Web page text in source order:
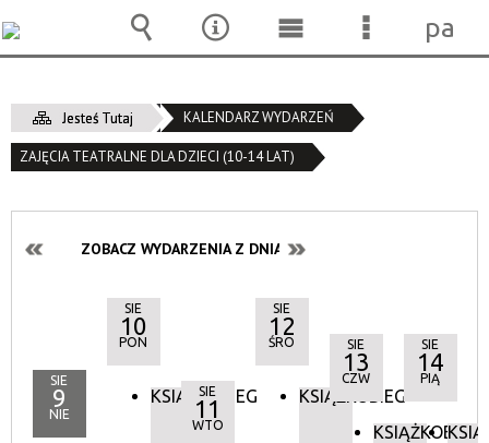
Jesteś Tutaj KALENDARZ WYDARZEŃ
ZAJĘCIA TEATRALNE DLA DZIECI (10-14 LAT)
ZOBACZ WYDARZENIA Z DNIA:
SIE
9
NIE
SIE
10
PON
KSIĄŻKOBIEG
SIE
11
WTO
SIE
12
ŚRO
KSIĄŻKOBIEG
SIE
13
CZW
KSIĄŻKOBIEG
SIE
14
PIĄ
Wyszukiwarka
Narzędzia
MenuMenu